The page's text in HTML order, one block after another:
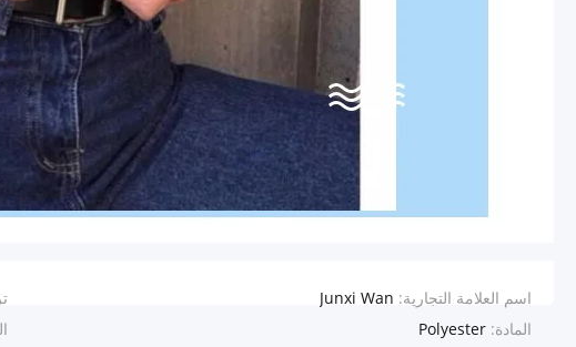
اسم العلامة التجارية: Junxi Wan
المادة: Polyester